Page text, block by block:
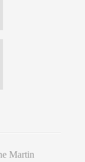
Martin